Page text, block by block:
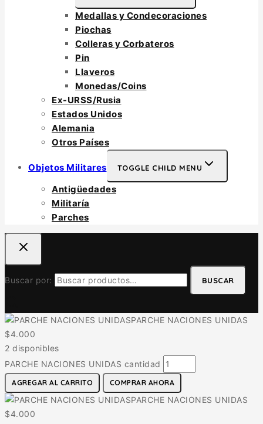
Medallas y Condecoraciones
Piochas
Colleras y Corbateros
Pin
Llaveros
Monedas/Coins
Ex-URSS/Rusia
Estados Unidos
Alemania
Otros Países
Objetos Militares TOGGLE CHILD MENU
Antigüedades
Militaría
Parches
Buscar por: BUSCAR
PARCHE NACIONES UNIDAS
$4.000
2 disponibles
PARCHE NACIONES UNIDAS cantidad
AGREGAR AL CARRITO COMPRAR AHORA
PARCHE NACIONES UNIDAS
$4.000